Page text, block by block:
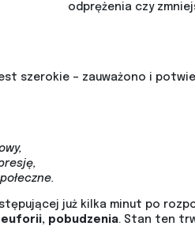
odprężenia czy
szerokie – zauważono i
już kilka minut po
pobudzenia. Stan ten